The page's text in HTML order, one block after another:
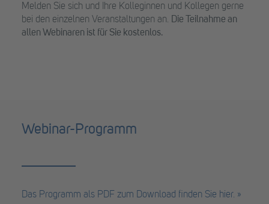
Melden Sie sich und Ihre Kolleginnen und Kollegen gerne
bei den einzelnen Veranstaltungen an. Die Teilnahme an
allen Webinaren ist für Sie kostenlos.
Webinar-Programm
Das Programm als PDF zum Download finden Sie hier. »